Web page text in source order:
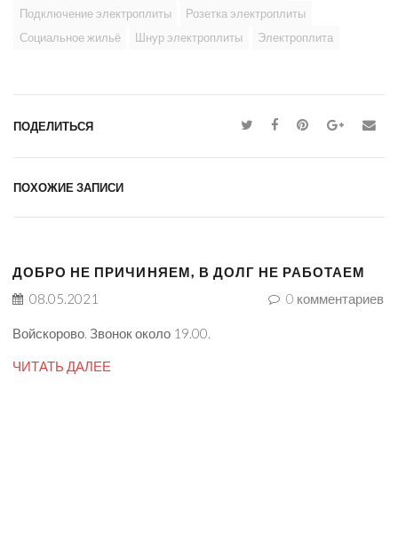
Подключение электроплиты
Розетка электроплиты
Социальное жильё
Шнур электроплиты Электроплита
ПОДЕЛИТЬСЯ
ПОХОЖИЕ ЗАПИСИ
ДОБРО НЕ ПРИЧИНЯЕМ, В ДОЛГ НЕ РАБОТАЕМ
08.05.2021
0 комментариев
Войскорово. Звонок около 19.00.
ЧИТАТЬ ДАЛЕЕ